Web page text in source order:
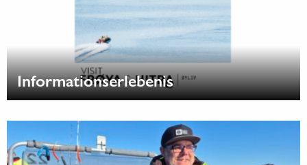
Informationserlebenis